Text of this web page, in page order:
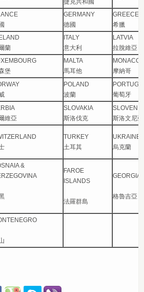
捷克共和國
GERMANY
德國
GREECE
希臘
蘭
ITALY
意大利
LATVIA
拉脫維亞
堡
MALTA
馬耳他
MONACO
摩納哥
POLAND
波蘭
葡萄牙
維亞
SLOVAKIA
斯洛伐克
SLOVENIA
斯洛文尼亞
TURKEY
土耳其
UKRAINE
烏克蘭
&
FAROE
ISLANDS
法羅群島
GEORGIA
格魯吉亞